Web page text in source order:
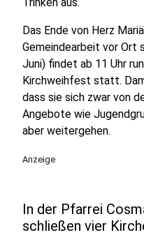
Das Ende von Herz
Gemeindearbeit vor Ort
Juni) findet ab 11 Uhr
Kirchweihfest statt.
dass sie sich zwar von
Angebote wie
aber weitergehen.
Anzeige
In der Pfarrei
schließen vier